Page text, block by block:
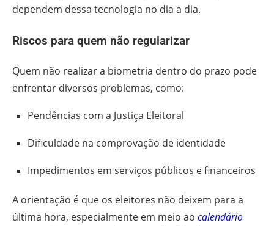
dependem dessa tecnologia no dia a dia.
Riscos para quem não regularizar
Quem não realizar a biometria dentro do prazo pode
enfrentar diversos problemas, como:
Pendências com a Justiça Eleitoral
Dificuldade na comprovação de identidade
Impedimentos em serviços públicos e financeiros
A orientação é que os eleitores não deixem para a
última hora, especialmente em meio ao calendário